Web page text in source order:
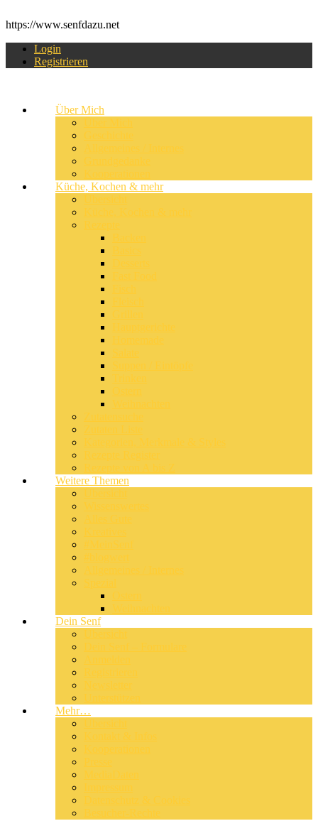
https://www.senfdazu.net
Login
Registrieren
Über Mich
Über Mich
Geschichte
Allgemeines / Internes
Grundgedanke
Kooperationen
Küche, Kochen & mehr
Übersicht
Küche, Kochen & mehr
Rezepte
Backen
Basics
Desserts
Fast Food
Fisch
Fleisch
Grillen
Hauptgerichte
Homemade
Salate
Suppen / Eintöpfe
Trinken
Ostern
Weihnachten
Zutatensuche
Zutaten Liste
Kategorien, Merkmale & Styles
Rezepte Register
Rezepte von A bis Z
Weitere Themen
Übersicht
Wissenswertes
Alles Gute
Kreatives
#MeinSenf
#blogwert
Allgemeines / Internes
Spezial
Ostern
Weihnachten
Dein Senf
Übersicht
Dein Senf – Formulare
Anmelden
Registrieren
Newsletter
Unterstützen
Mehr…
Übersicht
Kontakt & Infos
Kooperationen
Presse
MediaDaten
Impressum
Datenschutz & Cookies
Besucher-Rechte